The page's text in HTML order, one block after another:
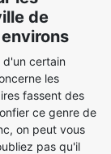
de
d'un certain
les
fassent des
ce genre de
on peut vous
pas qu'il